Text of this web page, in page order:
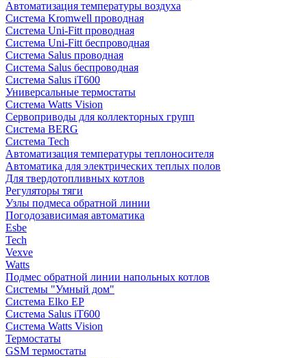
Автоматизация температуры воздуха
Система Kromwell проводная
Система Uni-Fitt проводная
Система Uni-Fitt беспроводная
Система Salus проводная
Система Salus беспроводная
Система Salus iT600
Универсальные термостаты
Система Watts Vision
Сервоприводы для коллекторных групп
Система BERG
Система Tech
Автоматизация температуры теплоносителя
Автоматика для электрических теплых полов
Для твердотопливных котлов
Регуляторы тяги
Узлы подмеса обратной линии
Погодозависимая автоматика
Esbe
Tech
Vexve
Watts
Подмес обратной линии напольных котлов
Системы "Умный дом"
Система Elko EP
Система Salus iT600
Система Watts Vision
Термостаты
GSM термостаты